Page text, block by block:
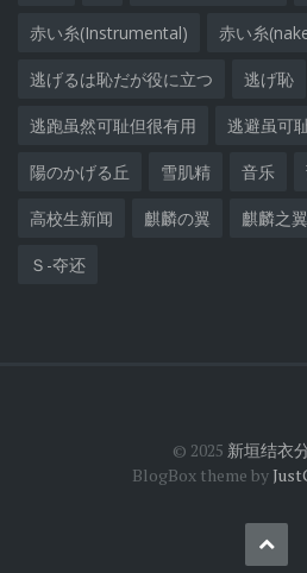
赤い糸(Instrumental) 赤い糸
逃げるは恥だが役に立つ 逃げ恥
逃跑虽然可耻但很有用 逃避虽可
陽のかげる丘 雪肌精 音乐
高校生新闻 麒麟の翼 麒麟之翼
Ｓ-夺还
© 2025 新垣结衣
BlogBox theme by